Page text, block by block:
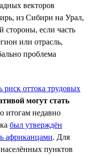
векторов
из Сибири на Урал,
стороны, если часть
или отрасль,
проблема
риск оттока трудовых
могут стать
итогам недавно
был утверждён
африканцами. Для
населённых пунктов